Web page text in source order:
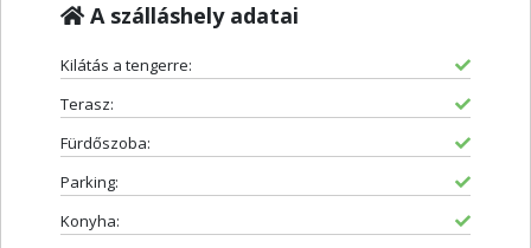
A szálláshely adatai
Kilátás a tengerre:
Terasz:
Fürdőszoba:
Parking:
Konyha: